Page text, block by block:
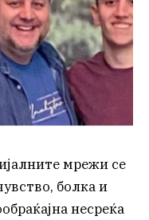
мрежи се
болка и
несреќа